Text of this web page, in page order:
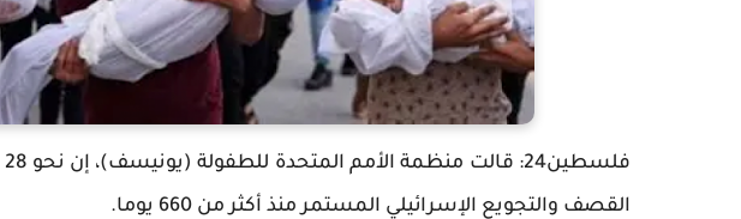
القصف والتجويع الإسرائيلي المستمر منذ أكثر من 660 يوما.